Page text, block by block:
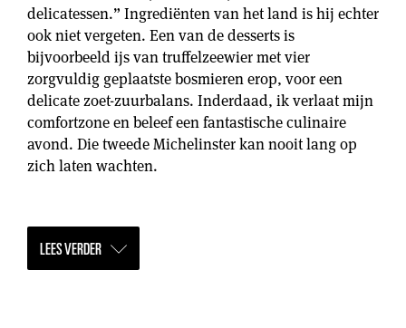
delicatessen.” Ingrediënten van het land is hij echter
ook niet vergeten. Een van de desserts is
bijvoorbeeld ijs van truffelzeewier met vier
zorgvuldig geplaatste bosmieren erop, voor een
delicate zoet-zuurbalans. Inderdaad, ik verlaat mijn
comfortzone en beleef een fantastische culinaire
avond. Die tweede Michelinster kan nooit lang op
zich laten wachten.
LEES VERDER